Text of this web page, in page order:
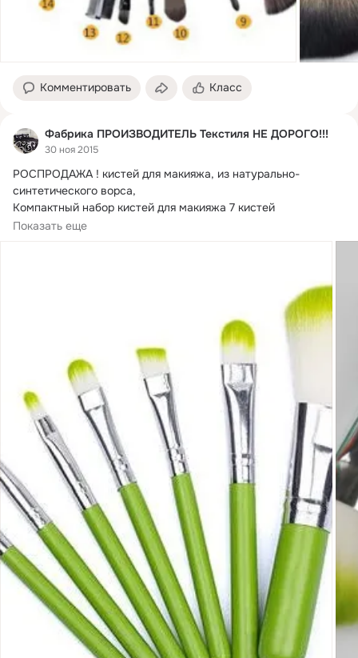
Комментировать Класс
Фабрика ПРОИЗВОДИТЕЛЬ Текстиля НЕ ДОРОГО!!!
30 ноя 2015
РОСПРОДАЖА ! кистей для макияжа, из натурально-
синтетического ворса,
Компактный набор кистей для макияжа 7 кистей
Набор включает 7...
Показать еще